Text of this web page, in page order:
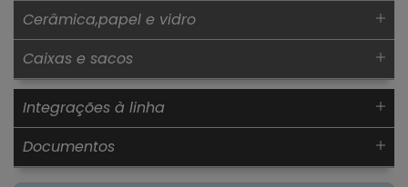
Cerâmica,papel e vidro
Caixas e sacos
Integrações à linha
Documentos